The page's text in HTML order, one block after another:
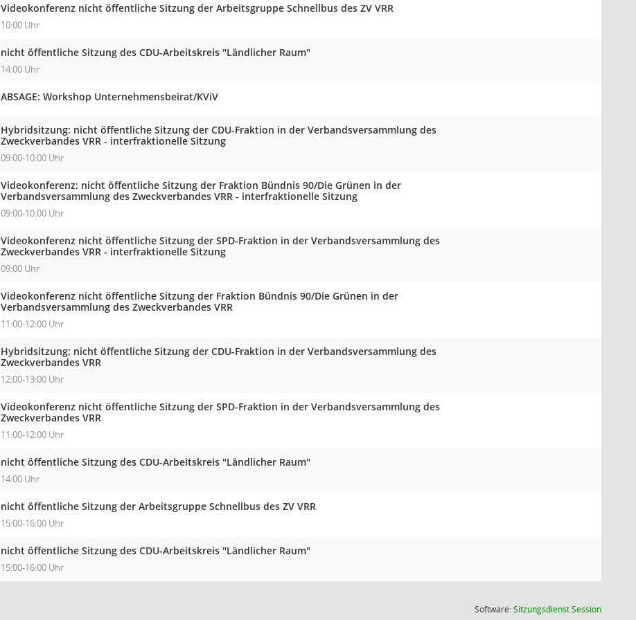
Videokonferenz nicht öffentliche Sitzung der Arbeitsgruppe Schnellbus des ZV VRR
10:00 Uhr
nicht öffentliche Sitzung des CDU-Arbeitskreis "Ländlicher Raum"
14:00 Uhr
ABSAGE: Workshop Unternehmensbeirat/KViV
Hybridsitzung: nicht öffentliche Sitzung der CDU-Fraktion in der Verbandsversammlung des
Zweckverbandes VRR - interfraktionelle Sitzung
09:00-10:00 Uhr
Videokonferenz: nicht öffentliche Sitzung der Fraktion Bündnis 90/Die Grünen in der
Verbandsversammlung des Zweckverbandes VRR - interfraktionelle Sitzung
09:00-10:00 Uhr
Videokonferenz nicht öffentliche Sitzung der SPD-Fraktion in der Verbandsversammlung des
Zweckverbandes VRR - interfraktionelle Sitzung
09:00 Uhr
Videokonferenz nicht öffentliche Sitzung der Fraktion Bündnis 90/Die Grünen in der
Verbandsversammlung des Zweckverbandes VRR
11:00-12:00 Uhr
Hybridsitzung: nicht öffentliche Sitzung der CDU-Fraktion in der Verbandsversammlung des
Zweckverbandes VRR
12:00-13:00 Uhr
Videokonferenz nicht öffentliche Sitzung der SPD-Fraktion in der Verbandsversammlung des
Zweckverbandes VRR
11:00-12:00 Uhr
nicht öffentliche Sitzung des CDU-Arbeitskreis "Ländlicher Raum"
14:00 Uhr
nicht öffentliche Sitzung der Arbeitsgruppe Schnellbus des ZV VRR
15:00-16:00 Uhr
nicht öffentliche Sitzung des CDU-Arbeitskreis "Ländlicher Raum"
15:00-16:00 Uhr
Software:SitzungsdienstSession(Wird in